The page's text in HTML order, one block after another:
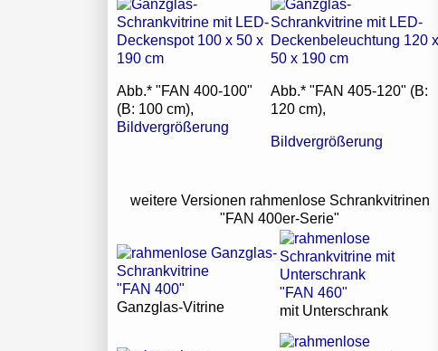
Abb.* "FAN 400-100"
(B: 100 cm),
Bildvergrößerung
Abb.* "FAN 405-120" (B:
120 cm),
Bildvergrößerung
weitere Versionen rahmenlose Schrankvitrinen
"FAN 400er-Serie"
"FAN 400"
Ganzglas-Vitrine
"FAN 460"
mit Unterschrank